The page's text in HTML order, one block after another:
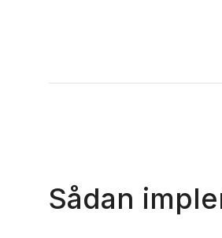
Sådan